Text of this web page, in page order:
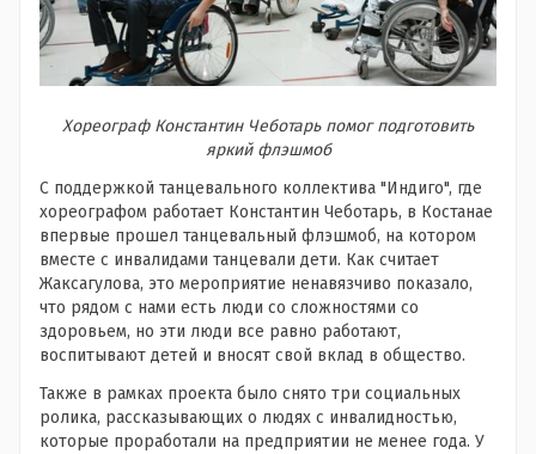
Хореограф Константин Чеботарь помог подготовить
яркий флэшмоб
С поддержкой танцевального коллектива "Индиго", где
хореографом работает Константин Чеботарь, в Костанае
впервые прошел танцевальный флэшмоб, на котором
вместе с инвалидами танцевали дети. Как считает
Жаксагулова, это мероприятие ненавязчиво показало,
что рядом с нами есть люди со сложностями со
здоровьем, но эти люди все равно работают,
воспитывают детей и вносят свой вклад в общество.
Также в рамках проекта было снято три социальных
ролика, рассказывающих о людях с инвалидностью,
которые проработали на предприятии не менее года. У